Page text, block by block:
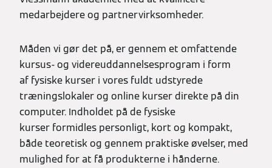
medarbejdere og partnervirksomheder.
Måden vi gør det på, er gennem et omfattende
kursus- og videreuddannelsesprogram i form
af fysiske kurser i vores fuldt udstyrede
træningslokaler og online kurser direkte på din
computer. Indholdet på de fysiske
kurser formidles personligt, kort og kompakt,
både teoretisk og gennem praktiske øvelser, med
mulighed for at få produkterne i hånderne.